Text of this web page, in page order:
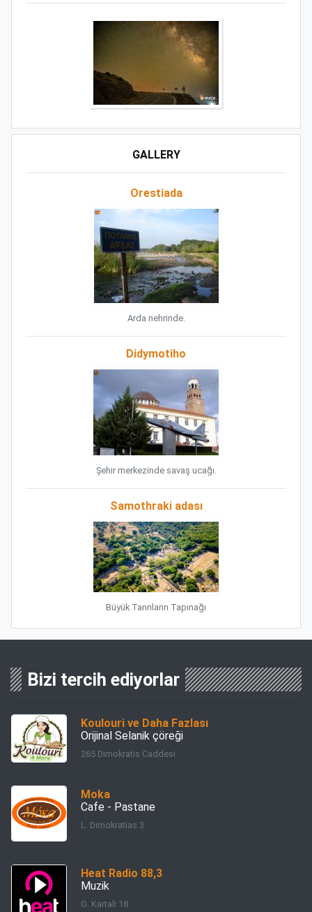
GALLERY
Orestiada
Arda nehrinde.
Didymotiho
Şehir merkezinde savaş ucağı.
Samothraki adası
Büyük Tanrıların Tapınağı
Bizi tercih ediyorlar
Koulouri ve Daha Fazlası
Orijinal Selanik çöreği
265 Dimokratis Caddesi
Moka
Cafe - Pastane
L. Dimokratias 3
Heat Radio 88,3
Muzik
G. Kartali 18